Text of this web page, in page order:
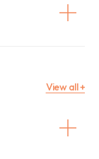
View all +